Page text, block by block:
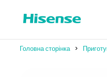
Головна сторінка